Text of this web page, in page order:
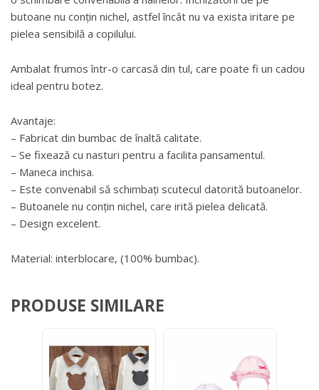
butoane nu conțin nichel, astfel încât nu va exista iritare pe
pielea sensibilă a copilului.
Ambalat frumos într-o carcasă din tul, care poate fi un cadou
ideal pentru botez.
Avantaje:
– Fabricat din bumbac de înaltă calitate.
– Se fixează cu nasturi pentru a facilita pansamentul.
– Maneca inchisa.
– Este convenabil să schimbați scutecul datorită butoanelor.
– Butoanele nu conțin nichel, care irită pielea delicată.
– Design excelent.
Material: interblocare, (100% bumbac).
PRODUSE SIMILARE